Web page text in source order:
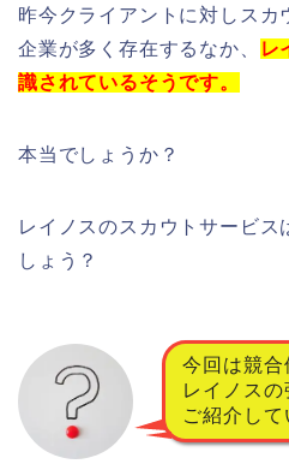
昨今クライアントに対しスカ
企業が多く存在するなか、
レ
識されているそうです。
本当でしょうか？
レイノスのスカウトサービス
しょう？
今回は競合
レイノス
ご紹介して